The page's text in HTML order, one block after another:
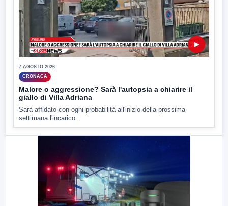
▶
7 AGOSTO 2026
CRONACA
Malore o aggressione? Sarà l'autopsia a chiarire il
giallo di Villa Adriana
Sarà affidato con ogni probabilità all'inizio della prossima
settimana l'incarico...